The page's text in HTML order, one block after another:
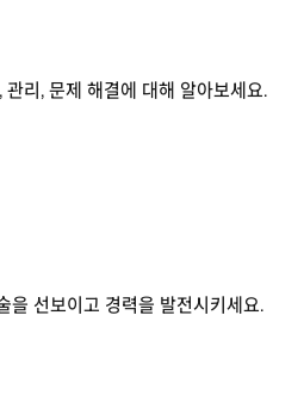
리, 문제 해결에 대해 알아보세요.
을 선보이고 경력을 발전시키세요.